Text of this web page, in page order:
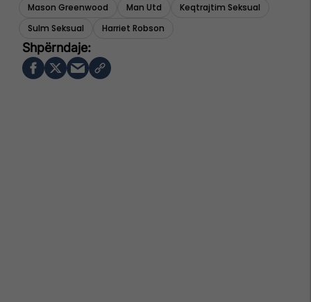
Mason Greenwood Man Utd
Keqtrajtim Seksual
Sulm Seksual
Harriet Robson